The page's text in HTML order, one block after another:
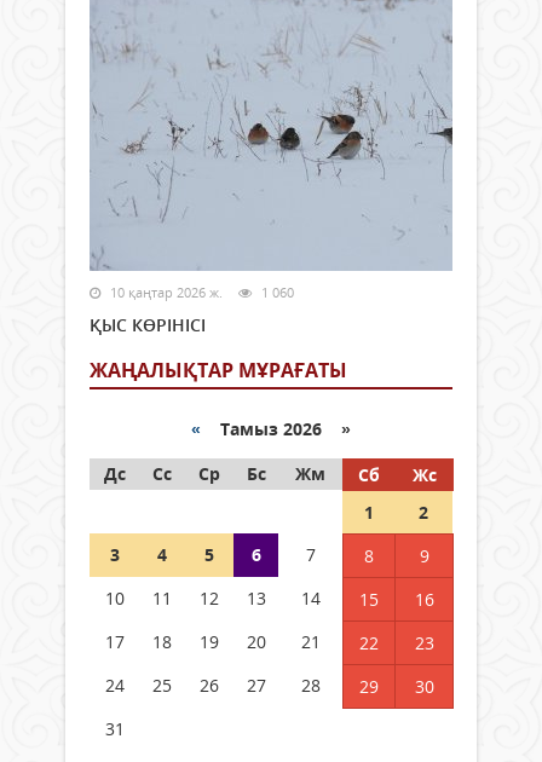
10 қаңтар 2026 ж. 1 060
ҚЫС КӨРІНІСІ
ЖАҢАЛЫҚТАР МҰРАҒАТЫ
« Тамыз 2026 »
Дс
Сс Ср Бс Жм Сб
Жс
1
2
3
4 5 6 7 8
9
10
11 12 13 14 15
16
17
18 19 20 21 22
23
24
25 26 27 28 29
30
31